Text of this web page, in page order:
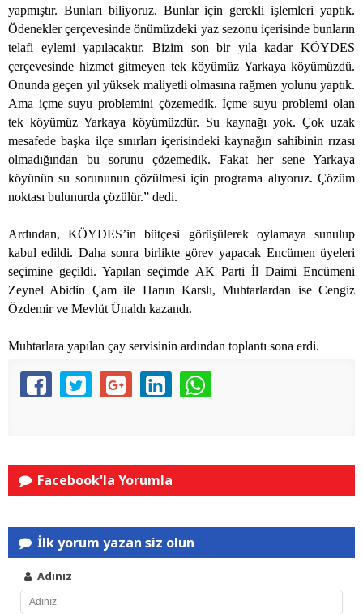
yapmıştır. Bunları biliyoruz. Bunlar için gerekli işlemleri yaptık.
Ödenekler çerçevesinde önümüzdeki yaz sezonu içerisinde bunların
telafi eylemi yapılacaktır. Bizim son bir yıla kadar KÖYDES
çerçevesinde hizmet gitmeyen tek köyümüz Yarkaya köyümüzdü.
Onunda geçen yıl yüksek maliyetli olmasına rağmen yolunu yaptık.
Ama içme suyu problemini çözemedik. İçme suyu problemi olan
tek köyümüz Yarkaya köyümüzdür. Su kaynağı yok. Çok uzak
mesafede başka ilçe sınırları içerisindeki kaynağın sahibinin rızası
olmadığından bu sorunu çözemedik. Fakat her sene Yarkaya
köyünün su sorununun çözülmesi için programa alıyoruz. Çözüm
noktası bulunurda çözülür.” dedi.
Ardından, KÖYDES’in bütçesi görüşülerek oylamaya sunulup
kabul edildi. Daha sonra birlikte görev yapacak Encümen üyeleri
seçimine geçildi. Yapılan seçimde AK Parti İl Daimi Encümeni
Zeynel Abidin Çam ile Harun Karslı, Muhtarlardan ise Cengiz
Özdemir ve Mevlüt Ünaldı kazandı.
Muhtarlara yapılan çay servisinin ardından toplantı sona erdi.
Facebook'la Yorumla
İlk yorum yazan siz olun
Adınız